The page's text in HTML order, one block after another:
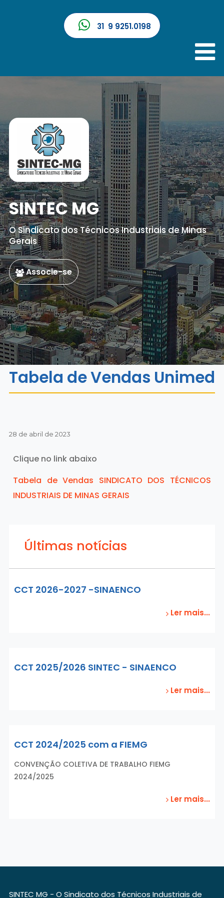
31 9 9251.0198
SINTEC MG
O Sindicato dos Técnicos Industriais de Minas
Gerais
Associe-se
Tabela de Vendas Unimed
28 de abril de 2023
Clique no link abaixo
Tabela de Vendas SINDICATO DOS TÉCNICOS
INDUSTRIAIS DE MINAS GERAIS
Últimas notícias
CCT 2026-2027 -SINAENCO
Ler mais...
CCT 2025/2026 SINTEC - SINAENCO
Ler mais...
CCT 2024/2025 com a FIEMG
CONVENÇÃO COLETIVA DE TRABALHO FIEMG
2024/2025
Ler mais...
SINTEC MG - O Sindicato dos Técnicos Industriais de